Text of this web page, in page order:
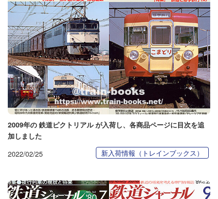
2009年の 鉄道ピクトリアル が入荷し、各商品ページに目次を追
加しました
2022/02/25 新入荷情報（トレインブックス）